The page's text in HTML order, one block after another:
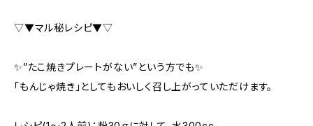
▽▼マル秘レシピ▼▽
✨”たこ焼きプレートがない”という方でも✨
「もんじゃ焼き」としてもおいしく召し上がっていただけます。